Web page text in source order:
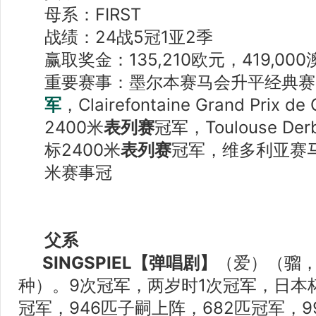
母系：FIRST
战绩：24战5冠1亚2季
赢取奖金：135,210欧元，419,000
重要赛事：墨尔本赛马会升平经典
军 ，Clairefontaine Grand Prix de
2400米表列赛冠军，Toulouse
标2400米表列赛冠军，维多利亚
米赛事冠
父系
SINGSPIEL【弹唱剧】
（爱）（骝
种）。9次冠军，两岁时1次冠军，日
冠军，946匹子嗣上阵，682匹冠军，